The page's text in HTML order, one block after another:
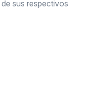
sus respectivos